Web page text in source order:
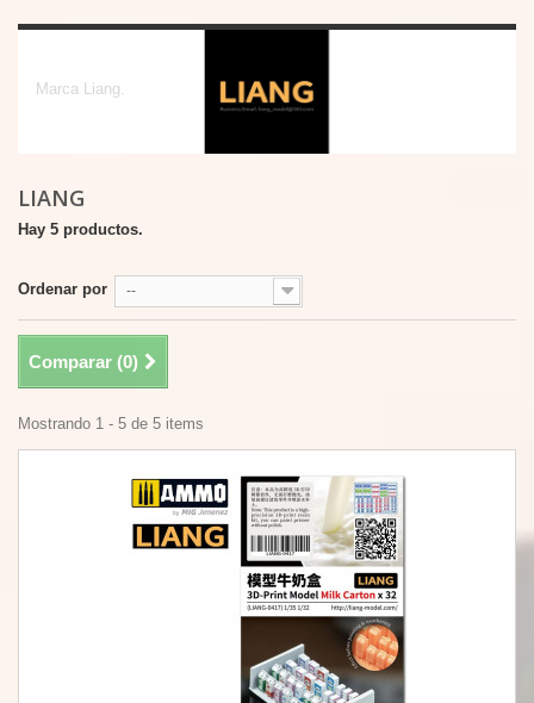
Marca Liang.
LIANG
Hay 5 productos.
Ordenar por --
Comparar (0)
Mostrando 1 - 5 de 5 items